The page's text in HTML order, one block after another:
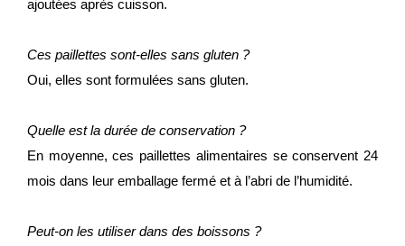
ajoutées après cuisson.
Ces paillettes sont-elles sans gluten ?
Oui, elles sont formulées sans gluten.
Quelle est la durée de conservation ?
En moyenne, ces paillettes alimentaires se conservent 24
mois dans leur emballage fermé et à l’abri de l’humidité.
Peut-on les utiliser dans des boissons ?